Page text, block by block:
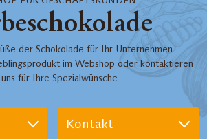
der Schokolade für Ihr Unternehmen.
im Webshop oder kontaktieren
für Ihre Spezialwünsche.
Kontakt